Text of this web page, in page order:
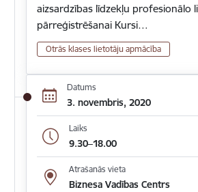
aizsardzības līdzekļu profesionālo
pārreģistrēšanai Kursi…
Otrās klases lietotāju apmācība
Datums
3. novembris, 2020
Laiks
9.30–18.00
Atrašanās vieta
Biznesa Vadības Centrs